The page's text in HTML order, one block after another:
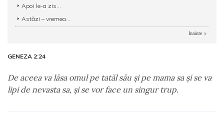
Apoi le-a zis...
Astăzi – vremea...
Inainte
GENEZA 2:24
De aceea va lăsa omul pe tatăl său şi pe mama sa şi se va
lipi de nevasta sa, şi se vor face un singur trup.